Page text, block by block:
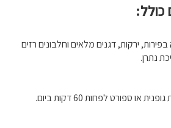
כולל:
ירקות, דגנים מלאים וחלבונים רזים
נתרן.
או ספורט לפחות 60 דקות ביום.